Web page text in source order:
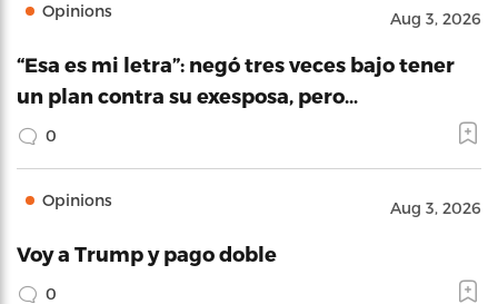
Opinions Aug 3, 2026
“Esa es mi letra”: negó tres veces bajo tener
un plan contra su exesposa, pero…
0
Opinions Aug 3, 2026
Voy a Trump y pago doble
0